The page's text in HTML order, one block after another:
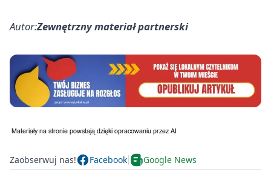
Autor:Zewnętrzny materiał partnerski
Zaobserwuj nas! Facebook Google News